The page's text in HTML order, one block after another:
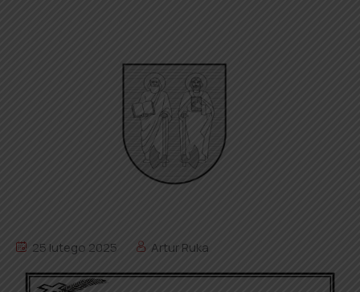
25 lutego 2025 Artur Ruka